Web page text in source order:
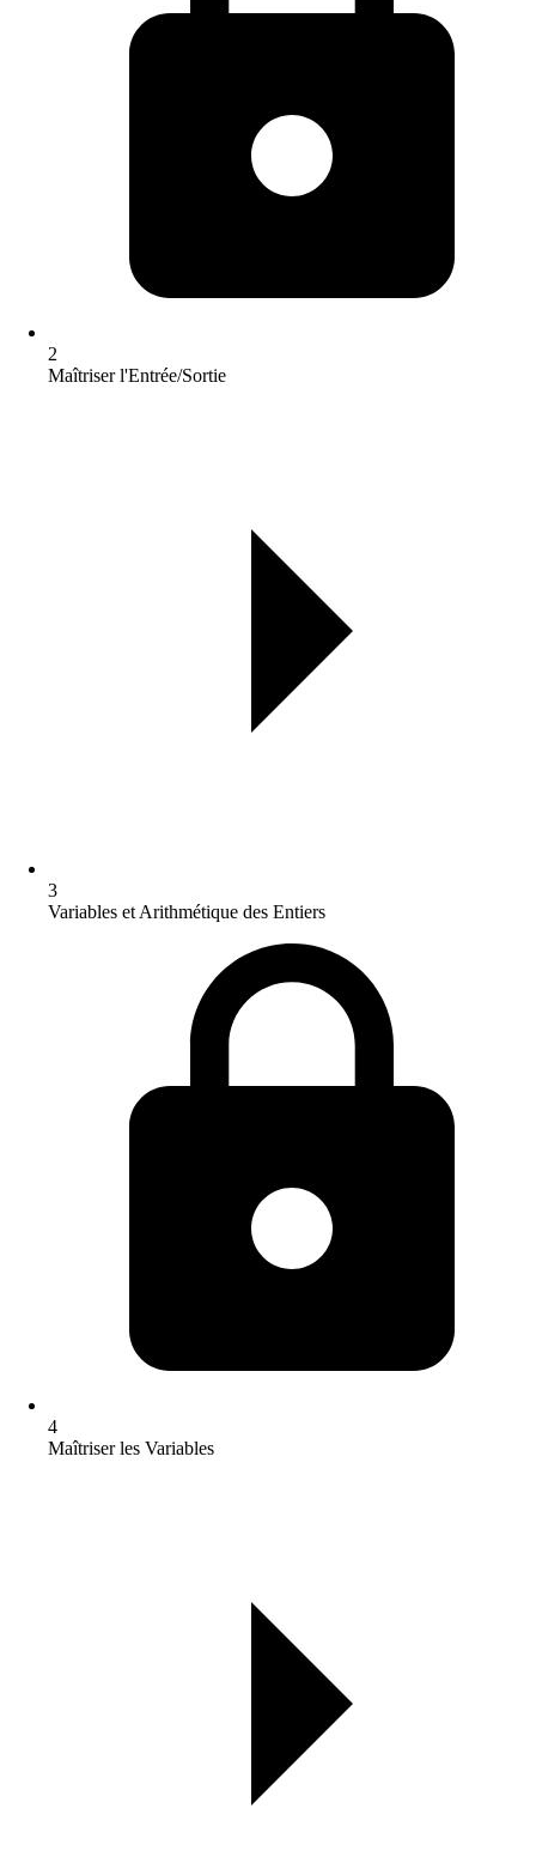
2
Maîtriser l'Entrée/Sortie
3
Variables et Arithmétique des Entiers
4
Maîtriser les Variables